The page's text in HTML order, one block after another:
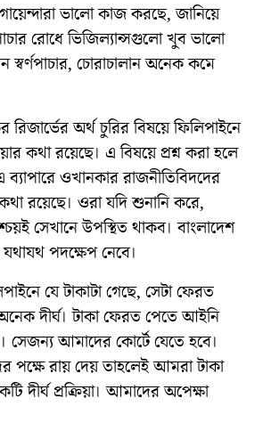
ভালো কাজ করছে, জানিয়ে
রোধে ভিজিল্যান্সগুলো খুব ভালো
চোরাচালান অনেক কমে
রিজার্ভের অর্থ চুরির বিষয়ে ফিলিপাইনে
কথা রয়েছে। এ বিষয়ে প্রশ্ন করা হলে
ব্যাপারে ওখানকার রাজনীতিবিদদের
রয়েছে। ওরা যদি শুনানি করে,
সেখানে উপস্থিত থাকব। বাংলাদেশ
যথাযথ পদক্ষেপ নেবে।
যে টাকাটা গেছে, সেটা ফেরত
অনেক দীর্ঘ। টাকা ফেরত পেতে আইনি
সেজন্য আমাদের কোর্টে যেতে হবে।
পক্ষে রায় দেয় তাহলেই আমরা টাকা
দীর্ঘ প্রক্রিয়া। আমাদের অপেক্ষা